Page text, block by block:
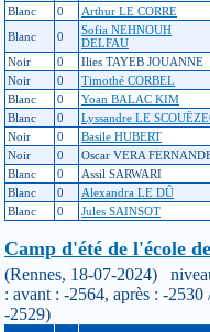
Blanc
0 Arthur LE CORRE
Blanc
0
Sofia NEHNOUH
DELFAU
Noir
0 Ilies TAYEB JOUANNE
Noir
0 Timothé CORBEL
Blanc
0 Yoan BALAC KIM
Blanc
0 Lyssandre LE
Noir
0 Basile HUBERT
Noir
0 Oscar VERA
Blanc
0 Assil SARWARI
Blanc
0 Alexandra LE DÛ
Blanc
0 Jules SAINSOT
Camp d'été de l'école
(Rennes, 18-07-2024)
: avant : -2564, après : -
-2529)